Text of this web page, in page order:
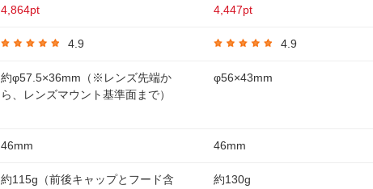
4,864pt
4.9
約φ57.5×36mm（※レンズ先端か
ら、レンズマウント基準面まで）
46mm
約115g（前後キャップとフード含
4,447pt
4.9
φ56×43mm
46mm
約130g